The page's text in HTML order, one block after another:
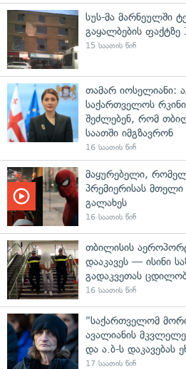
სუს-მა მარნეულში
გაყალბების ფაქტზე
15 საათის წინ
თამარ იოსელიანი:
საქართველოს
შეძლებენ, რომ
საათში იმგზავრონ
16 საათის წინ
მაყურებელი,
პრემიერისას
გალახეს
16 საათის წინ
თბილისის
დააკავეს — ისინი
გადაკვეთას
16 საათის წინ
"საქართველომ
ავალიანის
და ა.ბ-ს დაკავებას
17 საათის წინ